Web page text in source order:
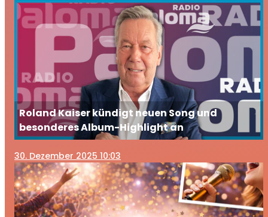
Roland Kaiser kündigt neuen Song und
besonderes Album-Highlight an
30. Dezember 2025 10:03